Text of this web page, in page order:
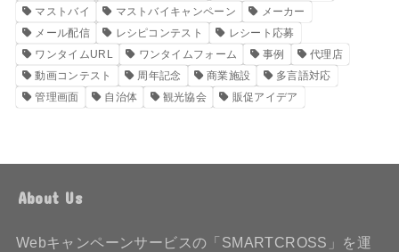
マストバイ
マストバイキャンペーン
メーカー
メール配信
レシピコンテスト
レシート応募
ワンタイムURL
ワンタイムフォーム 事例
代理店
動画コンテスト
周年記念 商業施設
多言語対応
管理画面
自治体 観光協会 販促アイデア
About Us
Webキャンペーンサービスの「SMARTCROSS」を運